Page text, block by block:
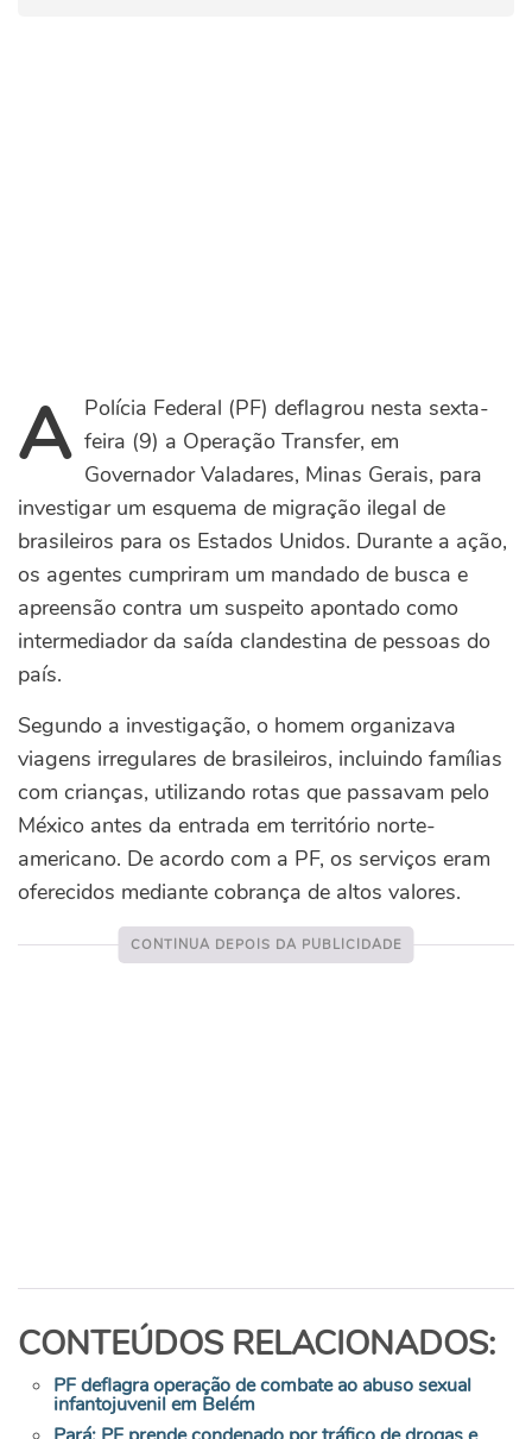
APolícia Federal (PF) deflagrou nesta sexta-
feira (9) a Operação Transfer, em
Governador Valadares, Minas Gerais, para
investigar um esquema de migração ilegal de
brasileiros para os Estados Unidos. Durante a ação,
os agentes cumpriram um mandado de busca e
apreensão contra um suspeito apontado como
intermediador da saída clandestina de pessoas do
país.
Segundo a investigação, o homem organizava
viagens irregulares de brasileiros, incluindo famílias
com crianças, utilizando rotas que passavam pelo
México antes da entrada em território norte-
americano. De acordo com a PF, os serviços eram
oferecidos mediante cobrança de altos valores.
CONTEÚDOS RELACIONADOS:
PF deflagra operação de combate ao abuso sexual
infantojuvenil em Belém